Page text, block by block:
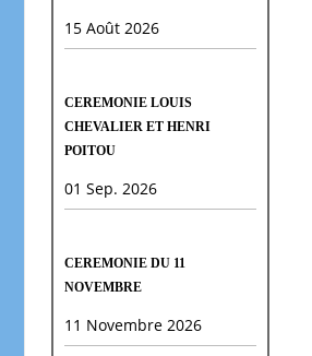
15 Août 2026
CEREMONIE LOUIS
CHEVALIER ET HENRI
POITOU
01 Sep. 2026
CEREMONIE DU 11
NOVEMBRE
11 Novembre 2026